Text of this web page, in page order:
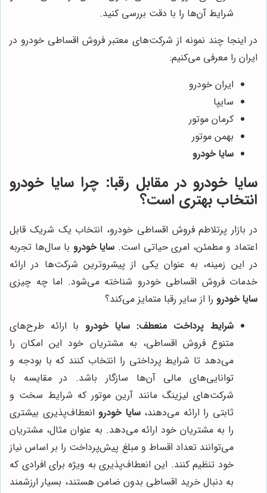
شرایط آن‌ها را با دقت بررسی کنید.
در اینجا چند نمونه از شرکت‌های معتبر فروش اقساطی خودرو در
ایران را معرفی می‌کنیم:
ایران خودرو
سایپا
کرمان موتور
بهمن موتور
سایا خودرو
سایا خودرو در مقابل رقبا: چرا سایا خودرو
انتخاب بهتری است؟
در بازار پرتلاطم فروش اقساطی خودرو، انتخاب یک شریک قابل
اعتماد و مطمئن، امری حیاتی است. سایا خودرو با سال‌ها تجربه
در این زمینه، به عنوان یکی از پیشروترین شرکت‌ها در ارائه
خدمات فروش اقساطی خودرو شناخته می‌شود. اما چه چیزی
سایا خودرو را از سایر رقبا متمایز می‌کند؟
شرایط پرداخت منعطف: سایا خودرو با ارائه طرح‌های
متنوع فروش اقساطی، به مشتریان خود این امکان را
می‌دهد تا شرایط پرداختی را انتخاب کنند که با بودجه و
توانایی‌های مالی آن‌ها سازگار باشد. در مقایسه با
شرکت‌های لیزینگ مانند آرین موتور که شرایط سخت و
ثابتی را ارائه می‌دهند،سایا خودرو انعطاف‌پذیری بیشتری
را به مشتریان خود ارائه می‌دهد. به عنوان مثال، مشتریان
می‌توانند تعداد اقساط و مبلغ پیش‌پرداخت را بر اساس نیاز
خود تنظیم کنند. این انعطاف‌پذیری به ویژه برای افرادی که
به دنبال خرید اقساطی بدون ضامن هستند، بسیار ارزشمند